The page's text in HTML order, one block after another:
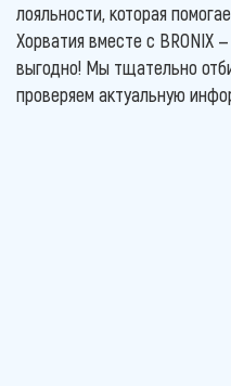
лояльности, которая
Хорватия вместе с BRONIX
выгодно! Мы тщательно
проверяем актуальную